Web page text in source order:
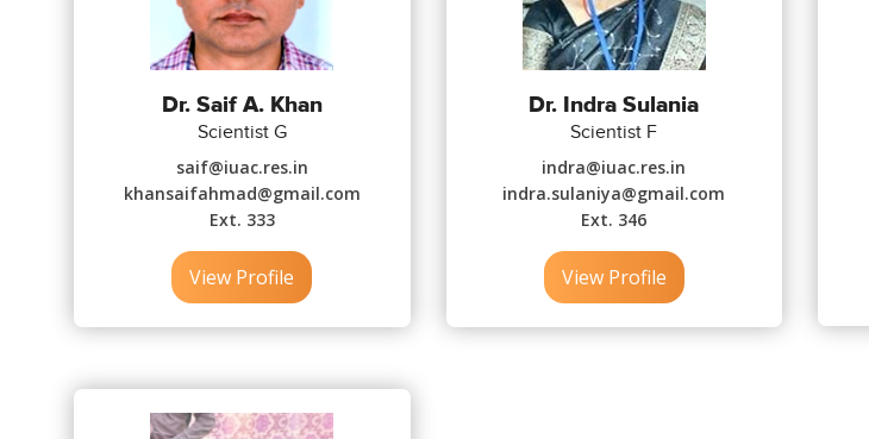
Dr. Saif A. Khan
Scientist G
saif@iuac.res.in
khansaifahmad@gmail.com
Ext. 333
View Profile
Dr. Indra Sulania
Scientist F
indra@iuac.res.in
indra.sulaniya@gmail.com
Ext. 346
View Profile